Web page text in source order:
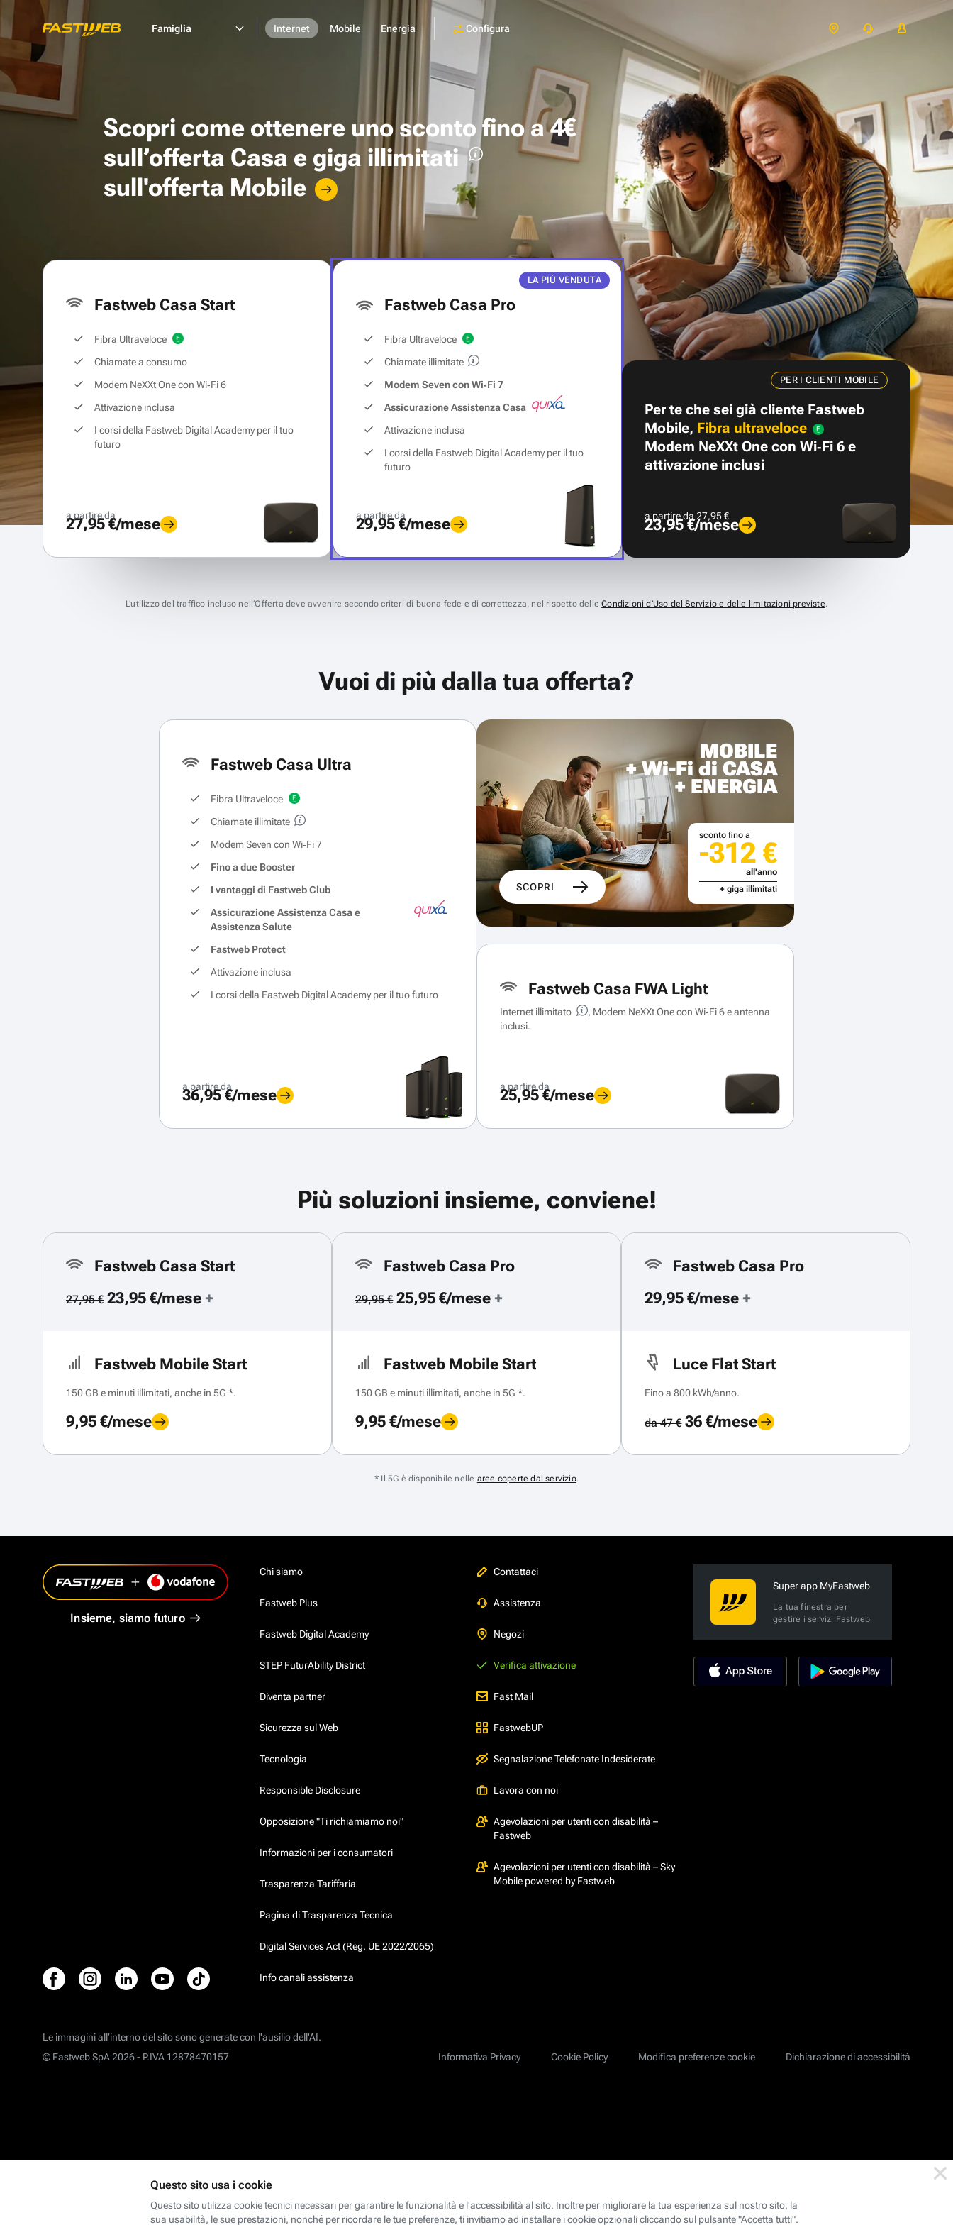
Famiglia Internet Mobile Energia Configura
Scopri come ottenere unosconto fino a 4€
sull’offerta Casa e giga illimitati
sull'offerta Mobile
Fastweb Casa Start
Fibra Ultraveloce
Chiamate a consumo
Modem NeXXt One con Wi‑Fi 6
Attivazione inclusa
I corsi della Fastweb Digital Academy per il tuo
futuro
a partire da
27,95 €/mese
LA PIÙ VENDUTA
Fastweb Casa Pro
Fibra Ultraveloce
Chiamate illimitate
Modem Seven con Wi‑Fi 7
Assicurazione Assistenza Casa
Attivazione inclusa
I corsi della Fastweb Digital Academy per il tuo
futuro
a partire da
29,95 €/mese
PER I CLIENTI MOBILE
Per te che sei già cliente Fastweb
Mobile, Fibra ultraveloce
Modem NeXXt One con Wi‑Fi 6 e
attivazione inclusi
a partire da27,95 €
23,95 €/mese
L’utilizzo del traffico incluso nell’Offerta deve avvenire secondo criteri di buona fede e di correttezza, nel rispetto delleCondizioni d’Uso del Servizio e delle limitazioni previste.
Vuoi di più dalla tua offerta?
Fastweb Casa Ultra
Fibra Ultraveloce
Chiamate illimitate
Modem Seven con Wi‑Fi 7
Fino a due Booster
I vantaggi di Fastweb Club
Assicurazione Assistenza Casa e
Assistenza Salute
Fastweb Protect
Attivazione inclusa
I corsi della Fastweb Digital Academy per il tuo futuro
a partire da
36,95 €/mese
MOBILE
+ Wi-Fi di CASA
+ ENERGIA
SCOPRI
sconto fino a
-312 €
all'anno
+ giga illimitati
Fastweb Casa FWA Light
Internet illimitato
, Modem NeXXt One con Wi‑Fi 6 e antenna
inclusi.
a partire da
25,95 €/mese
Più soluzioni insieme, conviene!
Fastweb Casa Start
27,95 €23,95 €/mese +
Fastweb Mobile Start
150 GB e minuti illimitati, anche in 5G *.
9,95 €/mese
Fastweb Casa Pro
29,95 €25,95 €/mese +
Fastweb Mobile Start
150 GB e minuti illimitati, anche in 5G *.
9,95 €/mese
Fastweb Casa Pro
29,95 €/mese +
Luce Flat Start
Fino a 800 kWh/anno.
da 47 €36 €/mese
* Il 5G è disponibile nelle aree coperte dal servizio.
Insieme, siamo futuro
Chi siamo
Fastweb Plus
Fastweb Digital Academy
STEP FuturAbility District
Diventa partner
Sicurezza sul Web
Tecnologia
Responsible Disclosure
Opposizione "Ti richiamiamo noi"
Informazioni per i consumatori
Trasparenza Tariffaria
Pagina di Trasparenza Tecnica
Digital Services Act (Reg. UE 2022/2065)
Info canali assistenza
Contattaci
Assistenza
Negozi
Verifica attivazione
Fast Mail
FastwebUP
Segnalazione Telefonate Indesiderate
Lavora con noi
Agevolazioni per utenti con disabilità –
Fastweb
Agevolazioni per utenti con disabilità – Sky
Mobile powered by Fastweb
Super app MyFastweb
La tua finestra per
gestire i servizi Fastweb
Le immagini all’interno del sito sono generate con l'ausilio dell'AI.
Informativa Privacy
Cookie Policy Modifica preferenze cookie Dichiarazione di accessibilità
© Fastweb SpA 2026 - P.IVA 12878470157